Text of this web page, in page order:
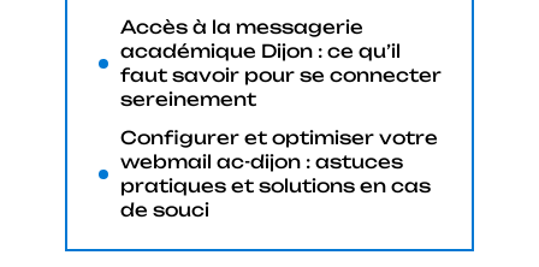
Accès à la messagerie
académique Dijon : ce qu’il
faut savoir pour se connecter
sereinement
Configurer et optimiser votre
webmail ac-dijon : astuces
pratiques et solutions en cas
de souci